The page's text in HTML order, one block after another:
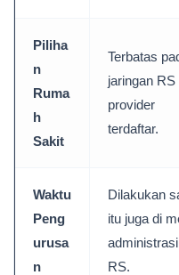
Piliha
n
Ruma
h
Sakit
Terbatas
jaringan RS
provider
terdaftar.
Waktu
Peng
urusa
n
Dilakukan
itu juga di
administrasi
RS.